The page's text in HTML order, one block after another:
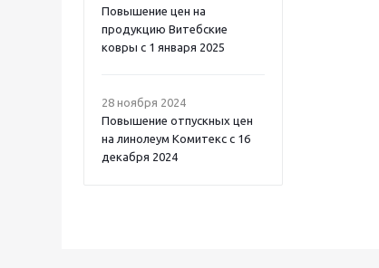
Повышение цен на
продукцию Витебские
ковры с 1 января 2025
28 ноября 2024
Повышение отпускных цен
на линолеум Комитекс с 16
декабря 2024